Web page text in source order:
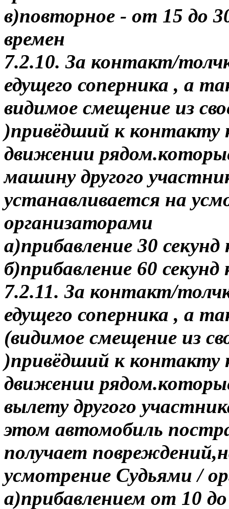
в)повторное - от 15 до
времен
7.2.10. За контакт/
едущего соперника , а
видимое смещение из
)привёдший к
движении
машину другого
устанавливается на
организаторами
а)прибавление 30
б)прибавление 60
7.2.11. За контакт/
едущего соперника , а
(видимое смещение из
)привёдший к
движении
вылету другого
этом автомобиль
получает
усмотрение Судьями /
а)прибавлением от 10